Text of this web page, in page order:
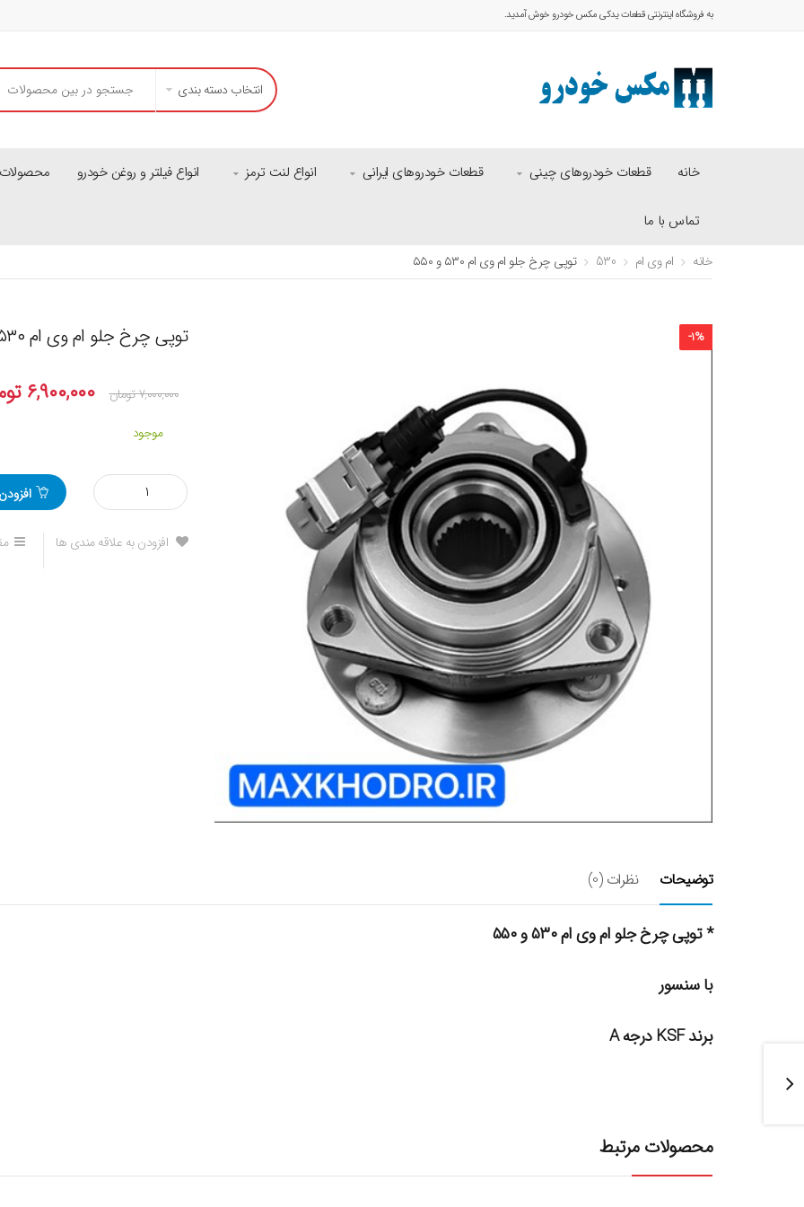
به فروشگاه اینترنتی قطعات یدکی مکس خودرو خوش آمدید.
انتخاب دسته بندی
خانه قطعات خودروهای چینی قطعات خودروهای ایرانی انواع لنت ترمز انواع فیلتر و روغن خودرو محصولات
تماس با ما
خانه ام وی ام 530 توپی چرخ جلو ام وی ام ۵۳۰ و ۵۵۰
-1% توپی چرخ جلو ام وی ام ۵۳۰ و ۵۵۰
۷,۰۰۰,۰۰۰تومان ۶,۹۰۰,۰۰۰
موجود
مقدار
توپی
جلو افزودن به علاقه مندی ها
توضیحات نظرات (0)
* توپی چرخ جلو ام وی ام ۵۳۰ و ۵۵۰
با سنسور
برند KSF درجه A
محصولات مرتبط